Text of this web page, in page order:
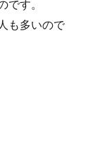
です。
も多いので